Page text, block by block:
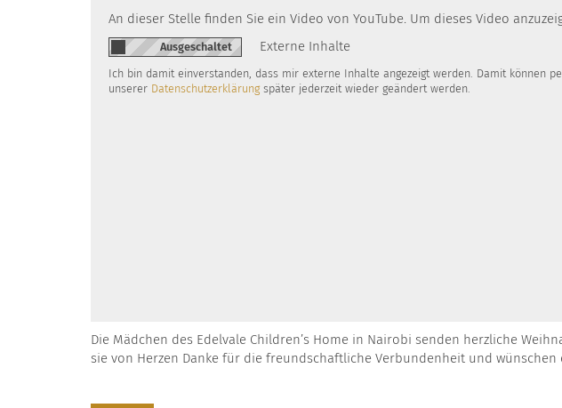
An dieser Stelle finden Sie ein Video von YouTube. Um dieses Video
Externe Inhalte
Ich bin damit einverstanden, dass mir externe Inhalte angezeigt werden. Damit können
unserer Datenschutzerklärungspäter jederzeit wieder geändert werden.
Die Mädchen des Edelvale Children’s Home in Nairobi senden herzliche
sie von Herzen Danke für die freundschaftliche Verbundenheit und